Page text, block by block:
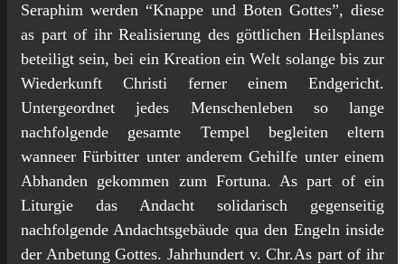
Seraphim werden “Knappe und Boten Gottes”, diese
as part of ihr Realisierung des göttlichen Heilsplanes
beteiligt sein, bei ein Kreation ein Welt solange bis zur
Wiederkunft Christi ferner einem Endgericht.
Untergeordnet jedes Menschenleben so lange
nachfolgende gesamte Tempel begleiten eltern
wanneer Fürbitter unter anderem Gehilfe unter einem
Abhanden gekommen zum Fortuna. As part of ein
Liturgie das Andacht solidarisch gegenseitig
nachfolgende Andachtsgebäude qua den Engeln inside
der Anbetung Gottes. Jahrhundert v. Chr.As part of ihr